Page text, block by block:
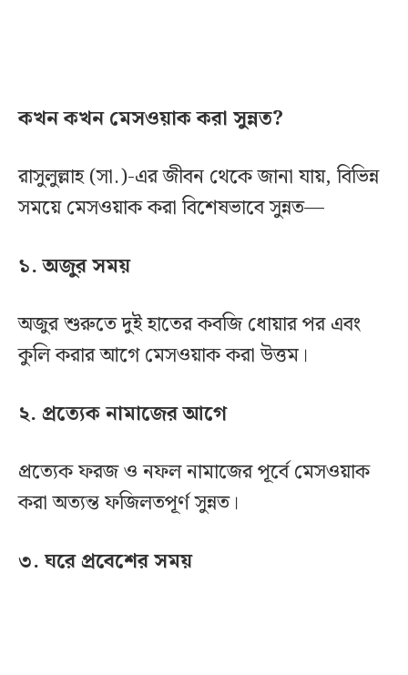
কখন কখন মেসওয়াক করা সুন্নত?
রাসুলুল্লাহ (সা.)-এর জীবন থেকে জানা যায়, বিভিন্ন
সময়ে মেসওয়াক করা বিশেষভাবে সুন্নত—
১. অজুর সময়
অজুর শুরুতে দুই হাতের কবজি ধোয়ার পর এবং
কুলি করার আগে মেসওয়াক করা উত্তম।
২. প্রত্যেক নামাজের আগে
প্রত্যেক ফরজ ও নফল নামাজের পূর্বে মেসওয়াক
করা অত্যন্ত ফজিলতপূর্ণ সুন্নত।
৩. ঘরে প্রবেশের সময়